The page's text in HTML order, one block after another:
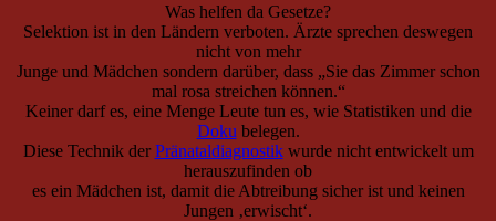
Was helfen da Gesetze?
Selektion ist in den Ländern verboten. Ärzte sprechen deswegen
nicht von mehr
Junge und Mädchen sondern darüber, dass „Sie das Zimmer schon
mal rosa streichen können.“
Keiner darf es, eine Menge Leute tun es, wie Statistiken und die
Doku belegen.
Diese Technik derPränataldiagnostikwurde nicht entwickelt um
herauszufinden ob
es ein Mädchen ist, damit die Abtreibung sicher ist und keinen
Jungen ‚erwischt‘.